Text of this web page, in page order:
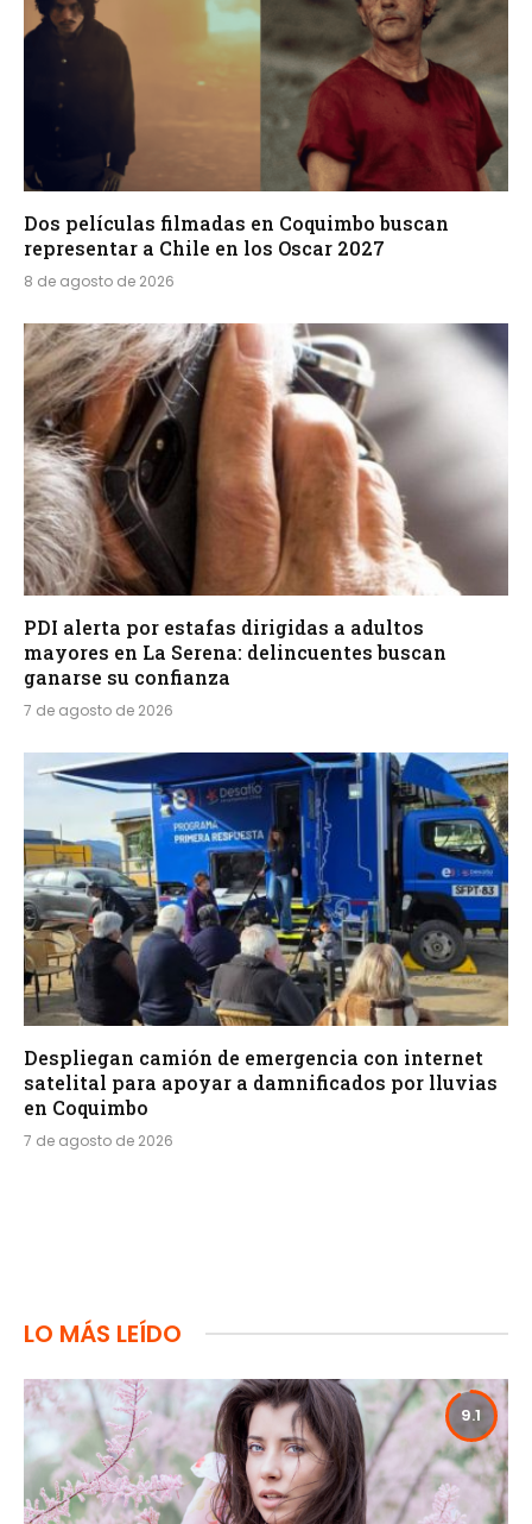
Dos películas filmadas en Coquimbo buscan
representar a Chile en los Oscar 2027
8 de agosto de 2026
PDI alerta por estafas dirigidas a adultos
mayores en La Serena: delincuentes buscan
ganarse su confianza
7 de agosto de 2026
Despliegan camión de emergencia con internet
satelital para apoyar a damnificados por lluvias
en Coquimbo
7 de agosto de 2026
LO MÁS LEÍDO
9.1